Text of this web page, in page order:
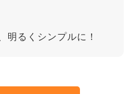
明るくシンプルに！